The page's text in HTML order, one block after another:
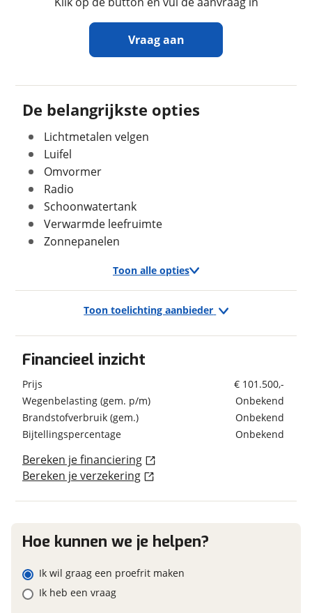
6,99 m
Maximaal toelaatbaar
3.500 kg
In- en exterieur
Aantal slaapplaatsen
Bedindeling
Wandsoort
Kleur
Verbruik en milieu
Brandstof Diesel
Geschiedenis
Voertuig heeft
schadeverleden
Voormalig verhuurvoertuig
Financieel
BTW/marge
BTW
Financieel inzicht
Prijs
€ 101.500,-
Wegenbelasting (gem. p/m)
Onbekend
Brandstofverbruik (gem.)
Onbekend
Bijtellingspercentage
Onbekend
Bereken je financiering
Bereken je verzekering
De belangrijkste opties
Lichtmetalen velgen
Luifel
Omvormer
Radio
Schoonwatertank
Verwarmde leefruimte
Zonnepanelen
Toon alle opties
Exterieur/Interieur
Buitenlamp
Combicassettes
Garage
Garage achter
Ge&iuml;soleerd glas
Hagelbestendig dak
Hordeur
Panoramadak
Verduistering cabine
Zonwerend glas
Toon toelichting aanbieder
Vraag aan
Ontvang gratis jouw
inruilwaarde!
Camperdream.nl neemt snel contact met je op
om jouw inruilwaarde te bepalen.
Jouw kampeervoertuig
Kies je voertuig:
Camper
Caravan
Kenteken
Eventuele bijzonderheden (optioneel)
Foto's
JPG, PNG (max 10 foto's)
Jouw contactgegevens
Hoe kunnen we je helpen?
Ik wil graag een proefrit maken
Ik heb een vraag